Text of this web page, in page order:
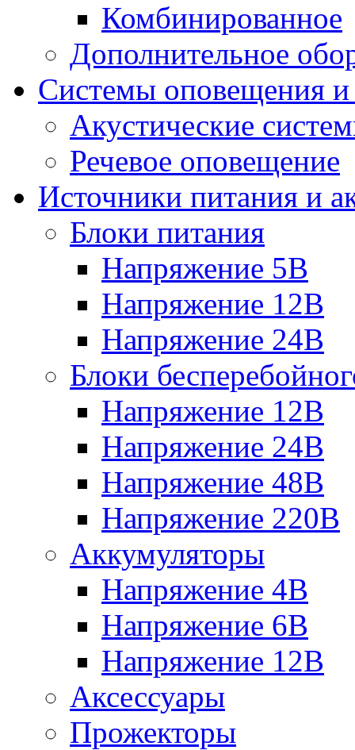
Комбинированное
Дополнительное
Системы оповещения и
Акустические
Речевое оповещение
Источники питания и
Блоки питания
Напряжение 5В
Напряжение 12В
Напряжение 24В
Блоки
Напряжение 12В
Напряжение 24В
Напряжение 48В
Напряжение 220В
Аккумуляторы
Напряжение 4В
Напряжение 6В
Напряжение 12В
Аксессуары
Прожекторы